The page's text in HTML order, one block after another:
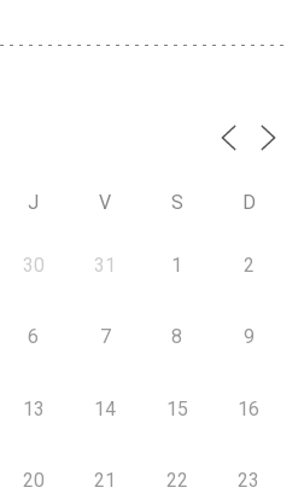
J V S D
30 31 1 2
6 7 8 9
13 14 15 16
20 21 22 23